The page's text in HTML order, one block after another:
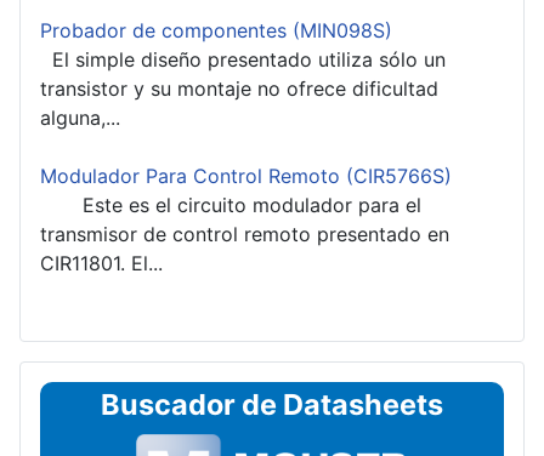
Probador de componentes (MIN098S)
El simple diseño presentado utiliza sólo un
transistor y su montaje no ofrece dificultad
alguna,...
Modulador Para Control Remoto (CIR5766S)
Este es el circuito modulador para el
transmisor de control remoto presentado en
CIR11801. El...
Buscador de Datasheets